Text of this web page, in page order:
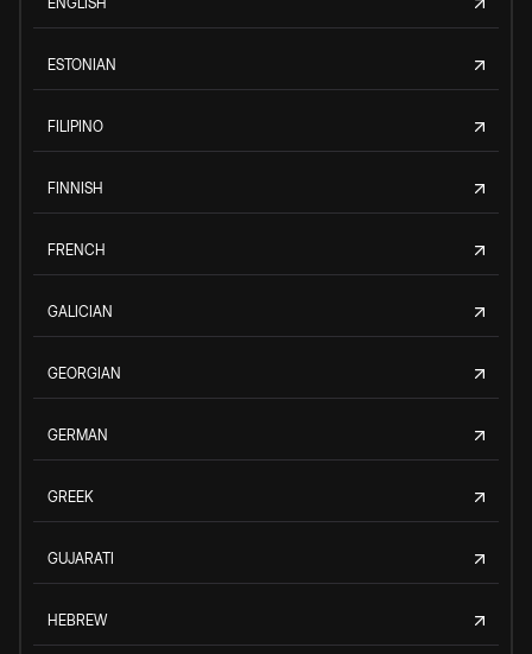
ESTONIAN
FILIPINO
FINNISH
FRENCH
GALICIAN
GEORGIAN
GERMAN
GREEK
GUJARATI
HEBREW